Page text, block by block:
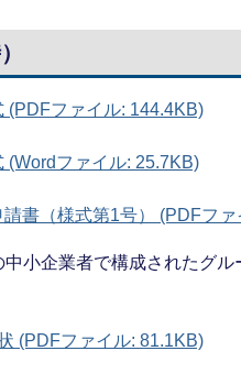
(PDFファイル: 144.4KB)
(Wordファイル: 25.7KB)
請書（様式第1号） (PDFフ
中小企業者で構成されたグ
(PDFファイル: 81.1KB)